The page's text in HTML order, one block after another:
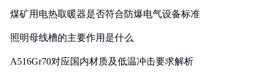
煤矿用电热取暖器是否符合防爆电气设备标准
照明母线槽的主要作用是什么
A516Gr70对应国内材质及低温冲击要求解析